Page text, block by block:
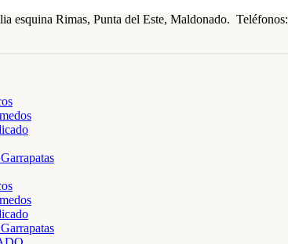
esquina Rimas, Punta del Este, Maldonado. Teléfonos: